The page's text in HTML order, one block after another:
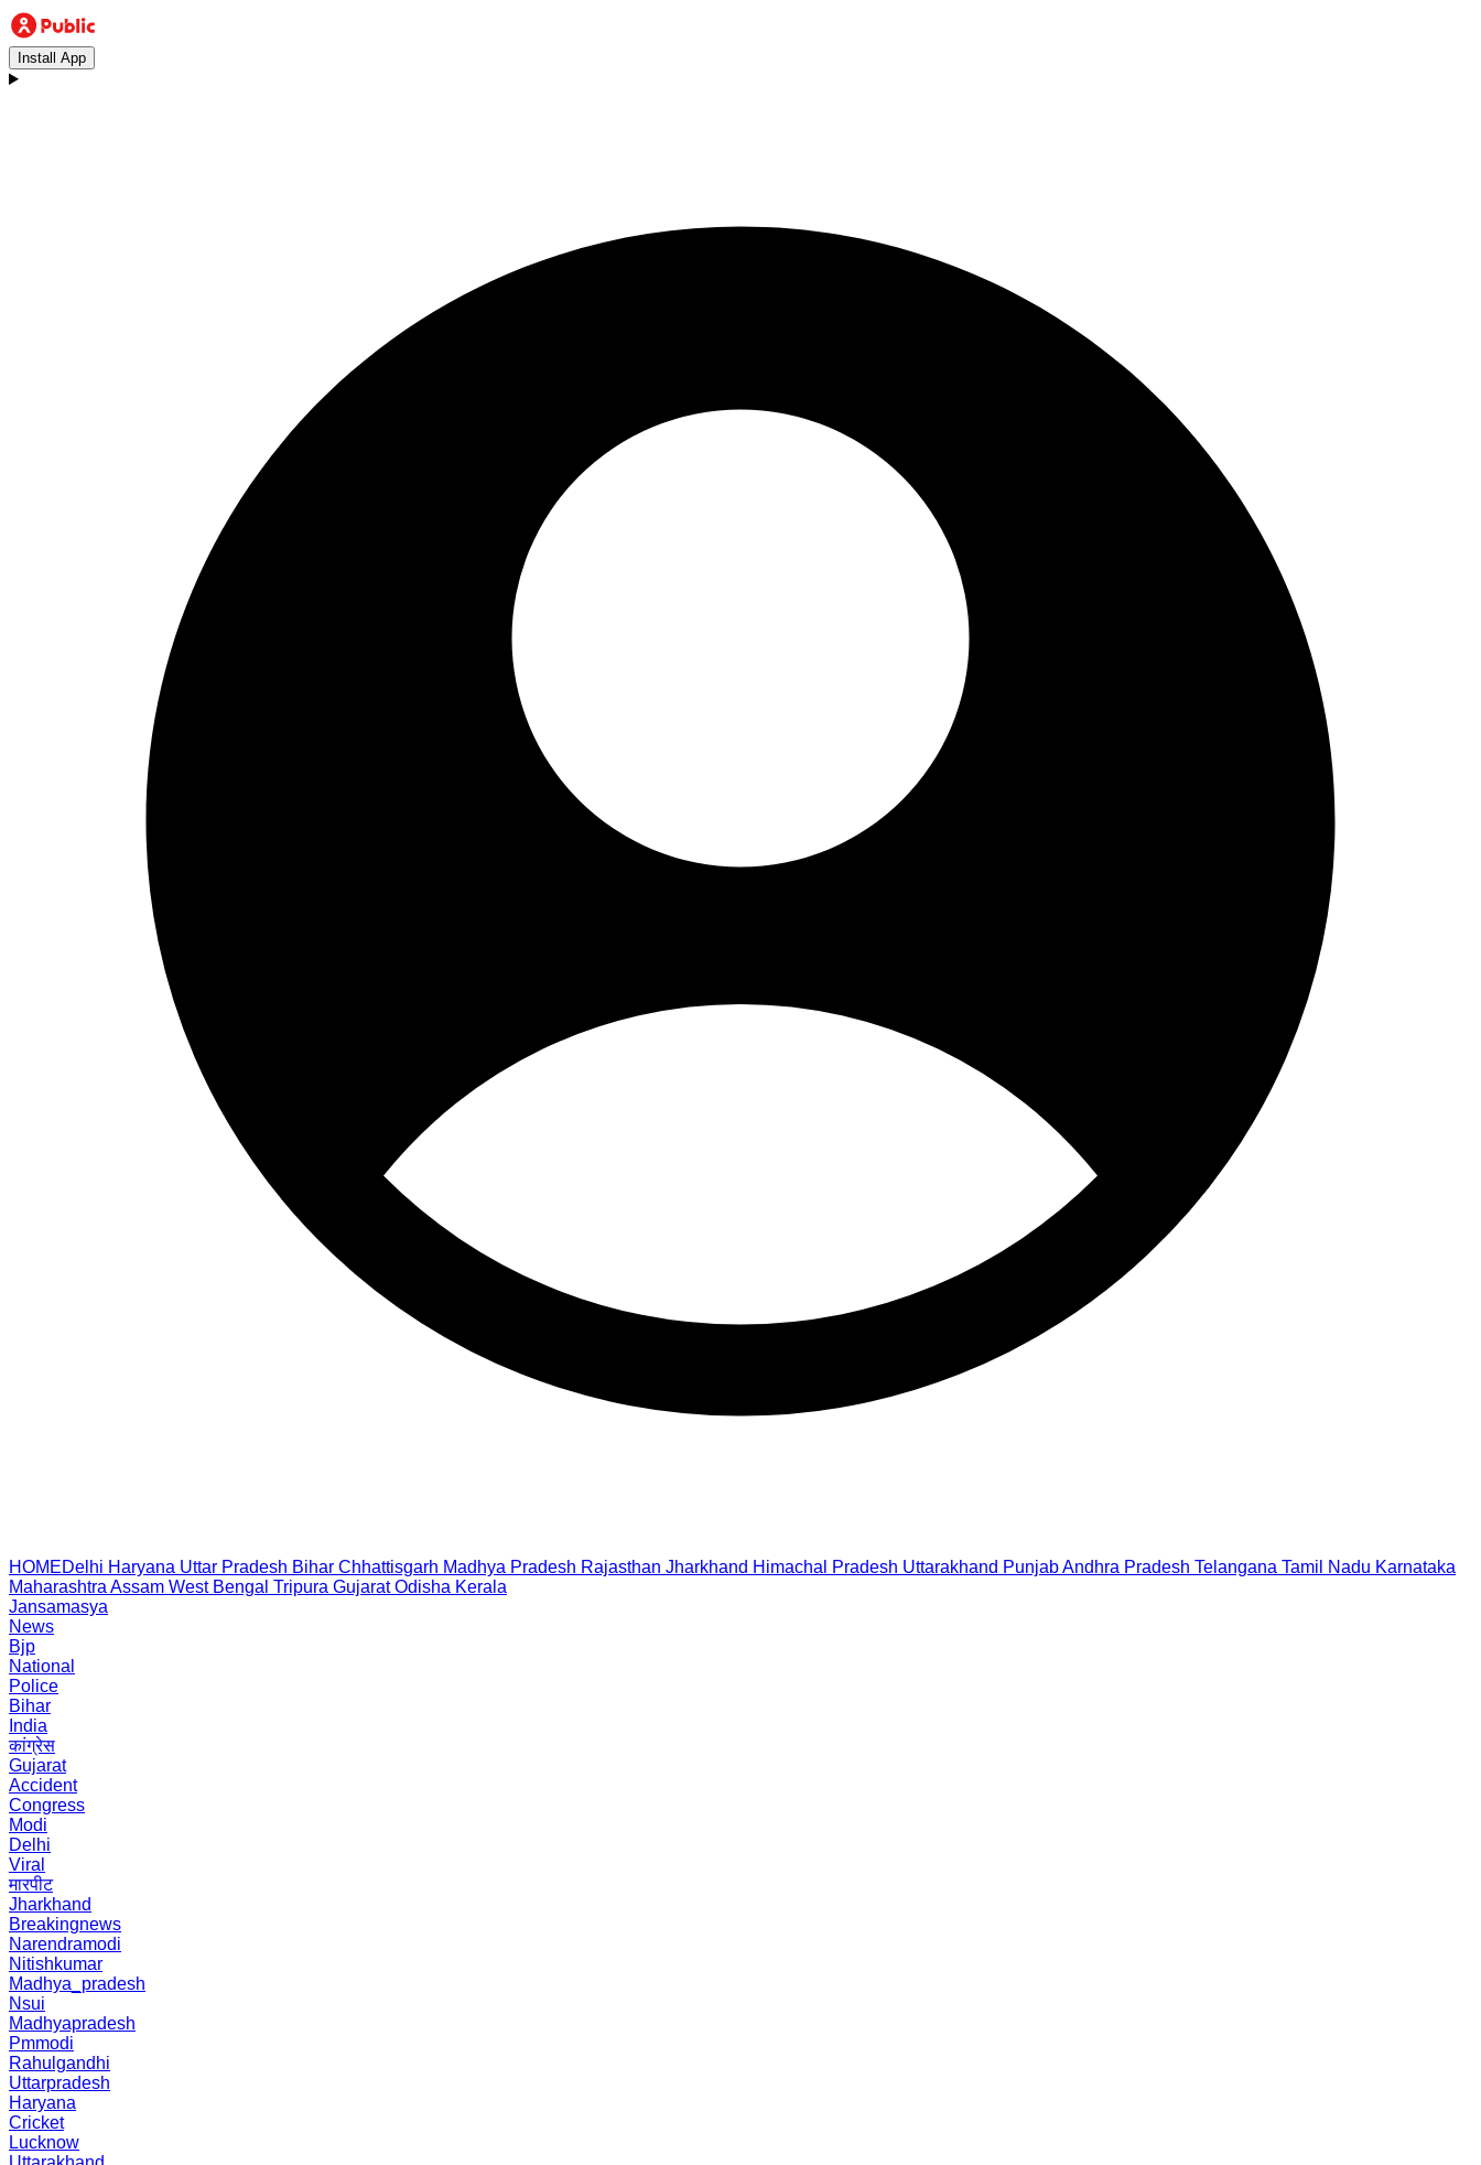
Install App
HOMEDelhi Haryana Uttar Pradesh Bihar Chhattisgarh Madhya Pradesh Rajasthan Jharkhand Himachal Pradesh Uttarakhand PunjabAndhra Pradesh Telangana Tamil Nadu Karnataka
Maharashtra Assam West Bengal Tripura Gujarat Odisha Kerala
Jansamasya
News
Bjp
National
Police
Bihar
India
कांग्रेस
Gujarat
Accident
Congress
Modi
Delhi
Viral
मारपीट
Jharkhand
Breakingnews
Narendramodi
Nitishkumar
Madhya_pradesh
Nsui
Madhyapradesh
Pmmodi
Rahulgandhi
Uttarpradesh
Haryana
Cricket
Lucknow